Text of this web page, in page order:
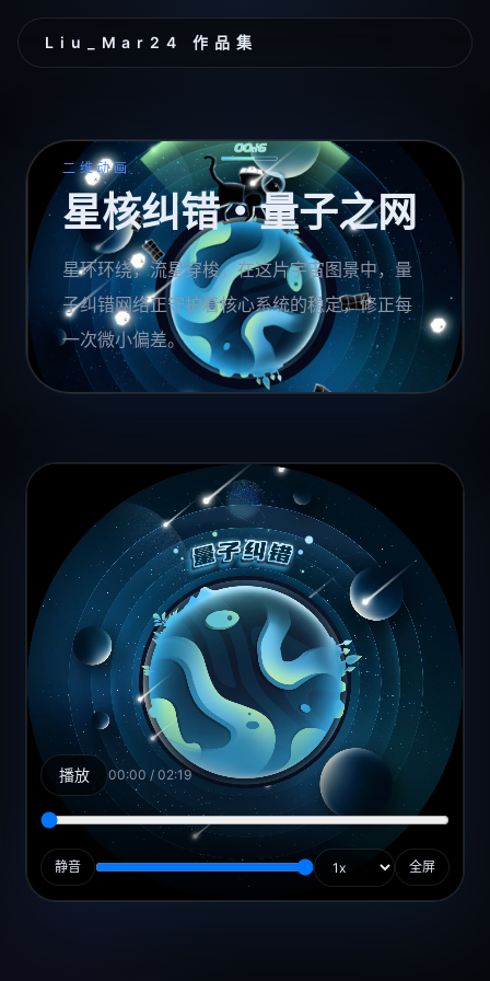
Liu_Mar24 作品集
二维动画
星核纠错・量子之网
星环环绕，流星穿梭。在这片宇宙图景中，量
子纠错网络正守护着核心系统的稳定，修正每
一次微小偏差。
播放 00:00 / 02:19
静音 全屏